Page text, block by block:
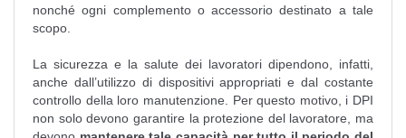
nonché ogni complemento o accessorio destinato a tale
scopo.
La sicurezza e la salute dei lavoratori dipendono, infatti,
anche dall’utilizzo di dispositivi appropriati e dal costante
controllo della loro manutenzione. Per questo motivo, i DPI
non solo devono garantire la protezione del lavoratore, ma